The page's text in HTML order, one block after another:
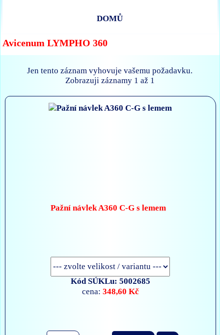
DOMŮ
Avicenum LYMPHO 360
Jen tento záznam vyhovuje vašemu požadavku.
Zobrazuji záznamy 1 až 1
Pažní návlek A360 C-G s lemem
Kód SÚKLu: 5002685
cena: 348,60 Kč